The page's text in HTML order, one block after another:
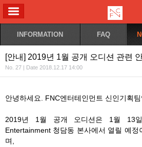
INFORMATION FAQ
[안내] 2019년 1월 공개 오디션 관련
No. 27 | Date 2018.12.17 14:00
안녕하세요. FNC엔터테인먼트 신인기획팀
2019년 1월 공개 오디션은 1월 13
Entertainment 청담동 본사에서 열릴 예정
며,